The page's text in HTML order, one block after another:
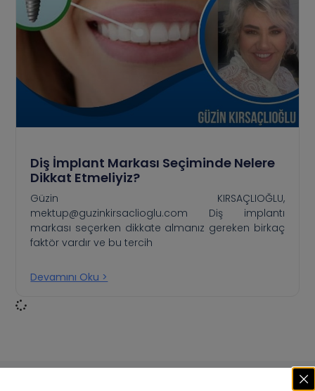
Diş İmplant Markası Seçiminde Nelere
Dikkat Etmeliyiz?
Güzin KIRSAÇLIOĞLU,
mektup@guzinkirsaclioglu.com Diş implantı
markası seçerken dikkate almanız gereken birkaç
faktör vardır ve bu tercih
Devamını Oku >